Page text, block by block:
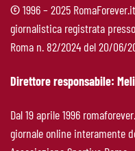
©1996 – 2025
giornalistica registrata
Roma n. 82/2024 del 20/06/
Direttore responsabile:
Dal 19 aprile 1996
giornale online interamente